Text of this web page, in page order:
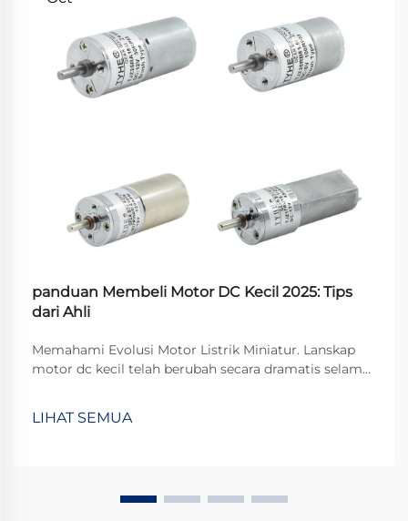
panduan Membeli Motor DC Kecil 2025: Tips
dari Ahli
Memahami Evolusi Motor Listrik Miniatur. Lanskap
motor dc kecil telah berubah secara dramatis selama
kompak yang penuh tenaga ini telah...
LIHAT SEMUA